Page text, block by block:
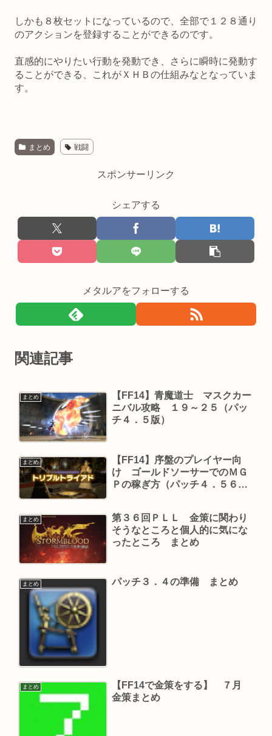
しかも８枚セットになっているので、全部で１２８通り
のアクションを登録することができるのです。
直感的にやりたい行動を発動でき、さらに瞬時に発動す
ることができる、これがＸＨＢの仕組みなとなっていま
す。
まとめ 戦闘
スポンサーリンク
シェアする
メタルアをフォローする
関連記事
まとめ
【FF14】青魔道士 マスクカー
ニバル攻略 １９～２５（パッ
チ４．５版）
まとめ
【FF14】序盤のプレイヤー向
け ゴールドソーサーでのＭＧ
Ｐの稼ぎ方（パッチ４．５６
まとめ
第３６回ＰＬＬ 金策に関わり
そうなところと個人的に気にな
ったところ まとめ
まとめ パッチ３．４の準備 まとめ
まとめ
【FF14で金策をする】 ７月
金策まとめ